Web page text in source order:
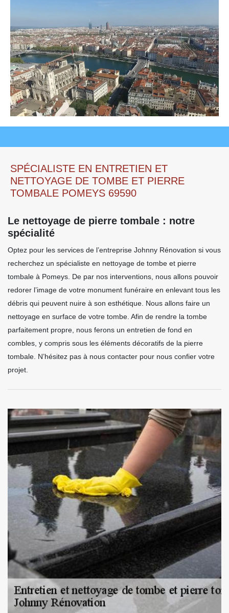
SPÉCIALISTE EN ENTRETIEN ET
NETTOYAGE DE TOMBE ET PIERRE
TOMBALE POMEYS 69590
Le nettoyage de pierre tombale : notre
spécialité
Optez pour les services de l’entreprise Johnny Rénovation si vous
recherchez un spécialiste en nettoyage de tombe et pierre
tombale à Pomeys. De par nos interventions, nous allons pouvoir
redorer l’image de votre monument funéraire en enlevant tous les
débris qui peuvent nuire à son esthétique. Nous allons faire un
nettoyage en surface de votre tombe. Afin de rendre la tombe
parfaitement propre, nous ferons un entretien de fond en
combles, y compris sous les éléments décoratifs de la pierre
tombale. N’hésitez pas à nous contacter pour nous confier votre
projet.